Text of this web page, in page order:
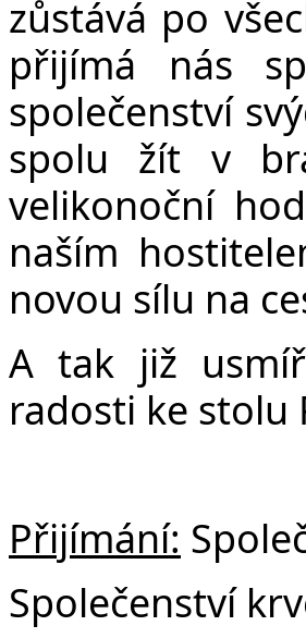
zůstává po
přijímá nás
společenství
spolu žít v
velikonoční
naším
novou sílu na
A tak již
radosti ke stolu
Přijímání:
Společenství